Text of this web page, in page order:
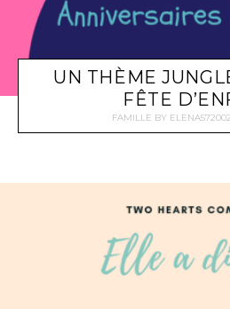
UN THÈME
FÊTE
FAMILLE BY ELENA572002